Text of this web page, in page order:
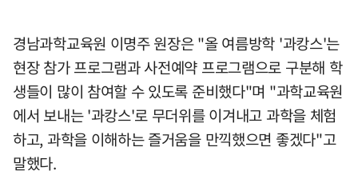
경남과학교육원 이명주 원장은 "올 여름방학 '과캉스'는
현장 참가 프로그램과 사전예약 프로그램으로 구분해 학
생들이 많이 참여할 수 있도록 준비했다"며 "과학교육원
에서 보내는 '과캉스'로 무더위를 이겨내고 과학을 체험
하고, 과학을 이해하는 즐거움을 만끽했으면 좋겠다"고
말했다.